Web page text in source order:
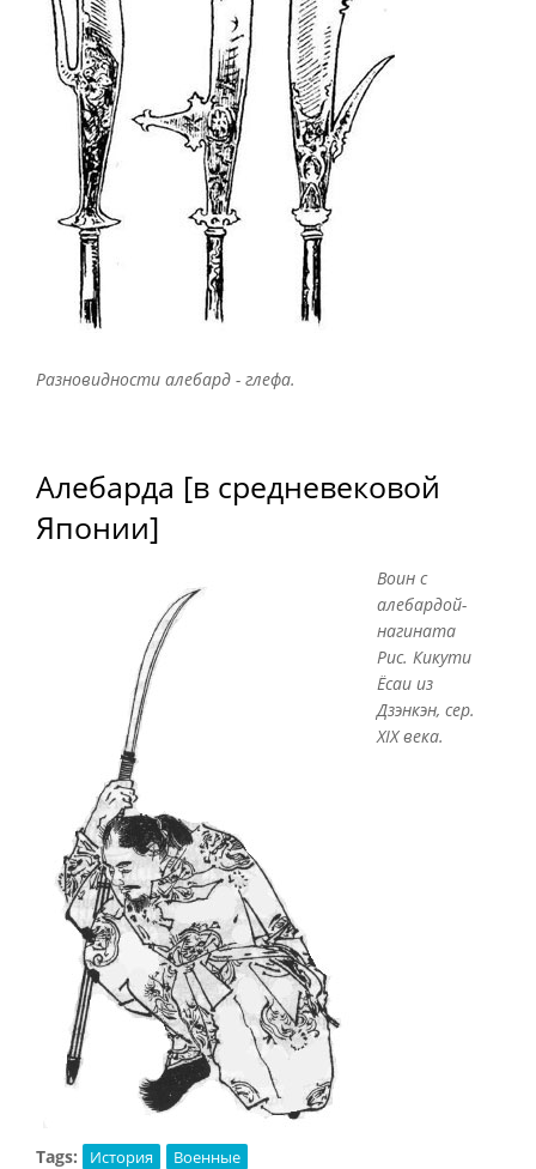
Разновидности алебард - глефа.
Алебарда [в средневековой
Японии]
Воин с
алебардой-
нагината
Рис. Кикути
Ёсаи из
Дзэнкэн, сер.
XIX века.
Tags: История Военные